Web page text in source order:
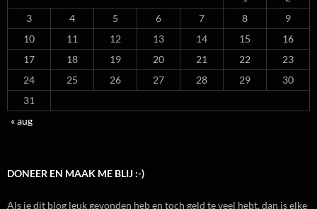
3
4 5 6 7 8
9
10
11 12 13 14 15
16
17
18 19 20 21 22
23
24
25 26 27 28 29
30
31
« aug
DONEER EN MAAK ME BLIJ :-)
Als je dit blog leuk gevonden heb en toch geld te veel hebt, dan is elke